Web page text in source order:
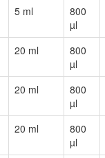
5 ml
800
µl
20 ml
800
µl
20 ml
800
µl
20 ml
800
µl